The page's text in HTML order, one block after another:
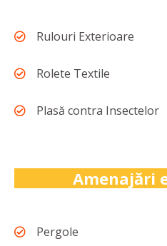
Rulouri Exterioare
Rolete Textile
Plasă contra Insectelor
Amenajări
Pergole